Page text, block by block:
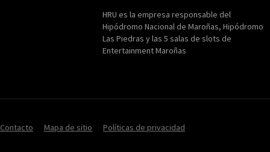
HRU es la empresa responsable del
Hipódromo Nacional de Maroñas, Hipódromo
Las Piedras y las 5 salas de slots de
Entertainment Maroñas
Contacto Mapa de sitio Políticas de privacidad